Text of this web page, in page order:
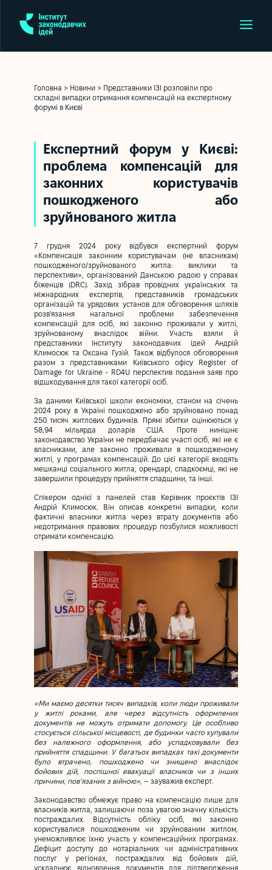
Головна > Новини >
Представники ІЗІ розповіли про
складні випадки отримання компенсацій на експертному
форумі в Києві
Експертний форум у Києві:
проблема компенсацій для
законних користувачів
пошкодженого або
зруйнованого житла
7 грудня 2024 року відбувся експертний форум
«Компенсація законним користувачам (не власникам)
пошкодженого/зруйнованого житла: виклики та
перспективи», організований Данською радою у справах
біженців (DRC). Захід зібрав провідних українських та
міжнародних експертів, представників громадських
організацій та урядових установ для обговорення шляхів
розв'язання нагальної проблеми забезпечення
компенсацій для осіб, які законно проживали у житлі,
зруйнованому внаслідок війни. Участь взяли й
представники Інституту законодавчих ідей Андрій
Климосюк та Оксана Гузій. Також відбулося обговорення
разом з представниками Київського офісу Register of
Damage for Ukraine - RD4U перспектив подання заяв про
відшкодування для такої категорії осіб.
За даними Київської школи економіки, станом на січень
2024 року в Україні пошкоджено або зруйновано понад
250 тисяч житлових будинків. Прямі збитки оцінюються у
58,94 мільярда доларів США. Проте нинішнє
законодавство України не передбачає участі осіб, які не є
власниками, але законно проживали в пошкодженому
житлі, у програмах компенсацій. До цієї категорії входять
мешканці соціального житла, орендарі, спадкоємці, які не
завершили процедуру прийняття спадщини, та інші.
Спікером однієї з панелей став Керівник проєктів ІЗІ
Андрій Климосюк. Він описав конкретні випадки, коли
фактичні власники житла через втрату документів або
недотримання правових процедур позбулися можливості
отримати компенсацію.
«Ми маємо десятки тисяч випадків, коли люди проживали
у житлі роками, але через відсутність оформлених
документів не можуть отримати допомогу. Це особливо
стосується сільської місцевості, де будинки часто купували
без належного оформлення, або успадковували без
прийняття спадщини. У багатьох випадках такі документи
було втрачено, пошкоджено чи знищено внаслідок
бойових дій, поспішної евакуації власників чи з інших
причини, пов’язаних з війною», – зауважив експерт.
Законодавство обмежує право на компенсацію лише для
власників житла, залишаючи поза увагою значну кількість
постраждалих. Відсутність обліку осіб, які законно
користувалися пошкодженим чи зруйнованим житлом,
унеможливлює їхню участь у компенсаційних програмах.
Дефіцит доступу до нотаріальних чи адміністративних
послуг у регіонах, постраждалих від бойових дій,
ускладнює відновлення документів для підтвердження